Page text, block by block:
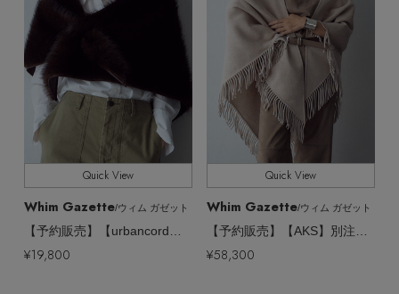
Quick View
Whim Gazette/ウィム ガゼット
¥19,800
Quick View
Whim Gazette/ウィム ガゼット
¥58,300